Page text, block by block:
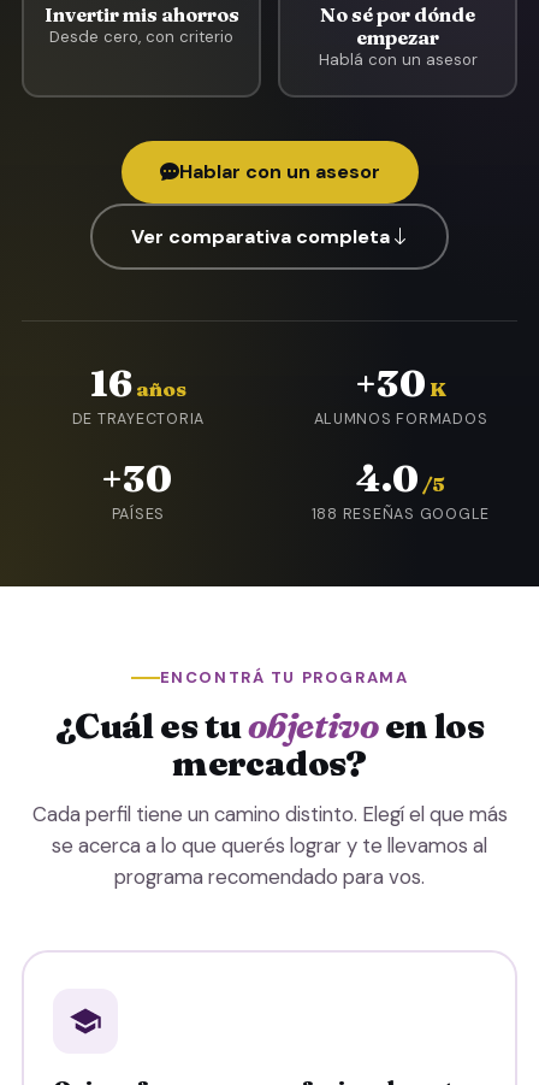
Invertir mis ahorros
Desde cero, con criterio
No sé por dónde
empezar
Hablá con un asesor
Hablar con un asesor
Ver comparativa completa
16 años
DE TRAYECTORIA
+30 K
ALUMNOS FORMADOS
+30
PAÍSES
4.0 /5
188 RESEÑAS GOOGLE
ENCONTRÁ TU PROGRAMA
¿Cuál es tuobjetivoen los
mercados?
Cada perfil tiene un camino distinto. Elegí el que más
se acerca a lo que querés lograr y te llevamos al
programa recomendado para vos.